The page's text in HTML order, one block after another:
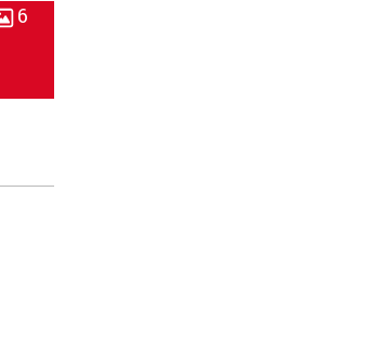
6